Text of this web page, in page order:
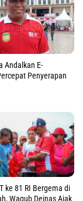
Andalkan E-
Penyerapan
ke 81 RI Bergema di
Wagub Deinas Ajak